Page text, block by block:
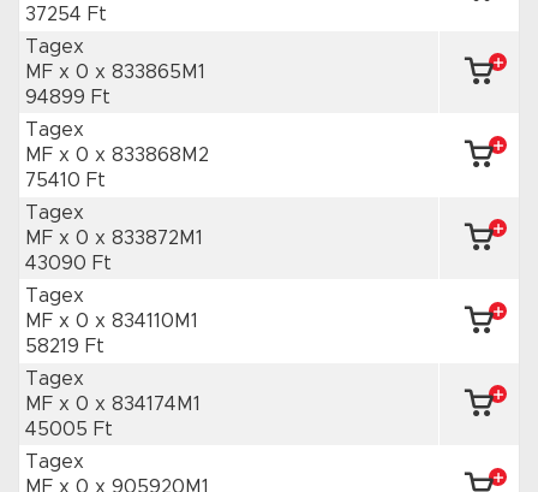
37254 Ft
Tagex
MF x 0 x 833865M1
94899 Ft
Tagex
MF x 0 x 833868M2
75410 Ft
Tagex
MF x 0 x 833872M1
43090 Ft
Tagex
MF x 0 x 834110M1
58219 Ft
Tagex
MF x 0 x 834174M1
45005 Ft
Tagex
MF x 0 x 905920M1